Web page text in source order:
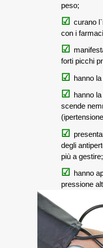
peso;
curano
con i
forti picchi
hanno
hanno
scende
degli
più a gestire;
hanno
pressione